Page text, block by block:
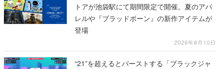
トアが池袋駅にて期間限定で開催。夏のアパ
レルや『ブラッドボーン』の新作アイテムが
登場
2026年8月10日
“21”を超えるとバーストする「ブラックジャ